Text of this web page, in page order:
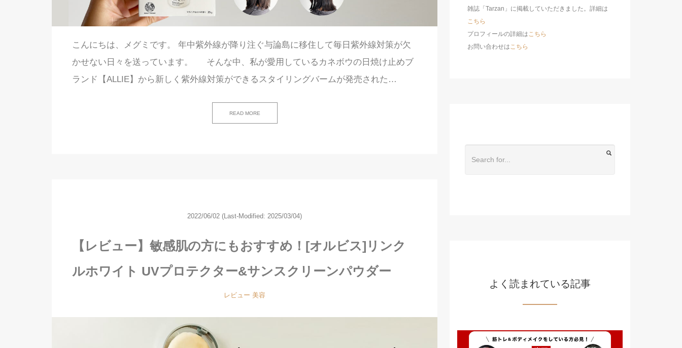
こんにちは、メグミです。 年中紫外線が降り注ぐ与論島に移住して毎日紫外線対策が欠
かせない日々を送っています。 そんな中、私が愛用しているカネボウの日焼け止めブ
ランド【ALLIE】から新しく紫外線対策ができるスタイリングバームが発売された…
READ MORE
2022/06/02 (Last-Modified: 2025/03/04)
【レビュー】敏感肌の方にもおすすめ！[オルビス]リンク
ルホワイト UVプロテクター&サンスクリーンパウダー
レビュー 美容
雑誌「Tarzan」に掲載していただきました。詳細は
こちら
プロフィールの詳細は こちら
お問い合わせは こちら
よく読まれている記事